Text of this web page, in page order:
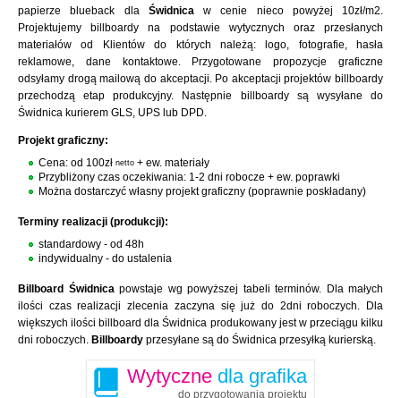
papierze blueback dla Świdnicaw cenie nieco powyżej 10zł/m2.
Projektujemy billboardy na podstawie wytycznych oraz przesłanych
materiałów od Klientów do których należą: logo, fotografie, hasła
reklamowe, dane kontaktowe. Przygotowane propozycje graficzne
odsyłamy drogą mailową do akceptacji. Po akceptacji projektów billboardy
przechodzą etap produkcyjny. Następnie billboardy są wysyłane do
Świdnica kurierem GLS, UPS lub DPD.
Projekt graficzny:
Cena: od 100zł netto + ew. materiały
Przybliżony czas oczekiwania: 1-2 dni robocze + ew. poprawki
Można dostarczyć własny projekt graficzny (poprawnie poskładany)
Terminy realizacji (produkcji):
standardowy - od 48h
indywidualny - do ustalenia
Billboard Świdnicapowstaje wg powyższej tabeli terminów. Dla małych
ilości czas realizacji zlecenia zaczyna się już do 2dni roboczych. Dla
większych ilości billboard dla Świdnica produkowany jest w przeciągu kilku
dni roboczych. Billboardy przesyłane są do Świdnica przesyłką kurierską.
Wytyczne dla grafika
do przygotowania projektu